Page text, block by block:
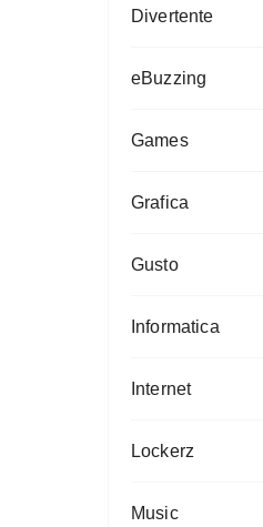
Divertente
eBuzzing
Games
Grafica
Gusto
Informatica
Internet
Lockerz
Music